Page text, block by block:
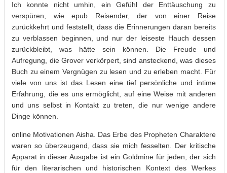
Ich konnte nicht umhin, ein Gefühl der Enttäuschung zu
verspüren, wie epub Reisender, der von einer Reise
zurückkehrt und feststellt, dass die Erinnerungen daran bereits
zu verblassen beginnen, und nur der leiseste Hauch dessen
zurückbleibt, was hätte sein können. Die Freude und
Aufregung, die Grover verkörpert, sind ansteckend, was dieses
Buch zu einem Vergnügen zu lesen und zu erleben macht. Für
viele von uns ist das Lesen eine tief persönliche und intime
Erfahrung, die es uns ermöglicht, auf eine Weise mit anderen
und uns selbst in Kontakt zu treten, die nur wenige andere
Dinge können.
online Motivationen Aisha. Das Erbe des Propheten Charaktere
waren so überzeugend, dass sie mich fesselten. Der kritische
Apparat in dieser Ausgabe ist ein Goldmine für jeden, der sich
für den literarischen und historischen Kontext des Werkes